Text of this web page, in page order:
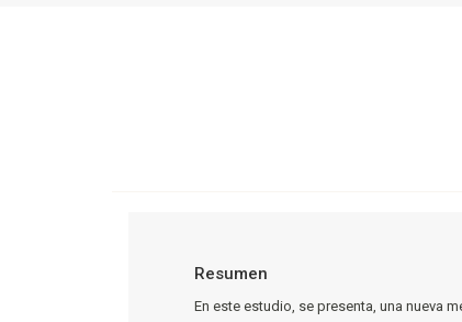
Resumen
En este estudio, se presenta, una nueva